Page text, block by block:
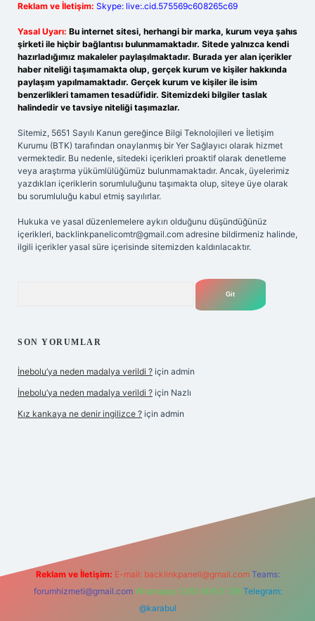
Reklam ve İletişim: Skype: live:.cid.575569c608265c69
Yasal Uyarı: Bu internet sitesi, herhangi bir marka, kurum veya şahıs
şirketi ile hiçbir bağlantısı bulunmamaktadır. Sitede yalnızca kendi
hazırladığımız makaleler paylaşılmaktadır. Burada yer alan içerikler
haber niteliği taşımamakta olup, gerçek kurum ve kişiler hakkında
paylaşım yapılmamaktadır. Gerçek kurum ve kişiler ile isim
benzerlikleri tamamen tesadüfidir. Sitemizdeki bilgiler taslak
halindedir ve tavsiye niteliği taşımazlar.
Sitemiz, 5651 Sayılı Kanun gereğince Bilgi Teknolojileri ve İletişim
Kurumu (BTK) tarafından onaylanmış bir Yer Sağlayıcı olarak hizmet
vermektedir. Bu nedenle, sitedeki içerikleri proaktif olarak denetleme
veya araştırma yükümlülüğümüz bulunmamaktadır. Ancak, üyelerimiz
yazdıkları içeriklerin sorumluluğunu taşımakta olup, siteye üye olarak
bu sorumluluğu kabul etmiş sayılırlar.
Hukuka ve yasal düzenlemelere aykırı olduğunu düşündüğünüz
içerikleri, backlinkpanelicomtr@gmail.com adresine bildirmeniz halinde,
ilgili içerikler yasal süre içerisinde sitemizden kaldırılacaktır.
SON YORUMLAR
İnebolu’ya neden madalya verildi ? için admin
İnebolu’ya neden madalya verildi ? için Nazlı
Kız kankaya ne denir ingilizce ? için admin
Reklam ve İletişim: E-mail: backlinkpaneli@gmail.com Teams:
forumhizmeti@gmail.com Whatsapp: 0262 606 0 726 Telegram:
@karabul